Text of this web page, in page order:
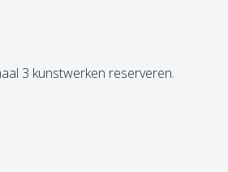
3 kunstwerken reserveren.